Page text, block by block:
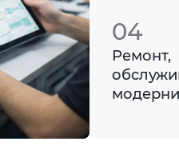
04
Ремонт,